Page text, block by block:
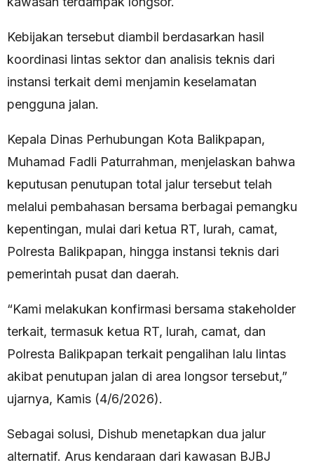
Kebijakan tersebut diambil berdasarkan hasil
koordinasi lintas sektor dan analisis teknis dari
instansi terkait demi menjamin keselamatan
pengguna jalan.
Kepala Dinas Perhubungan Kota Balikpapan,
Muhamad Fadli Paturrahman, menjelaskan bahwa
keputusan penutupan total jalur tersebut telah
melalui pembahasan bersama berbagai pemangku
kepentingan, mulai dari ketua RT, lurah, camat,
Polresta Balikpapan, hingga instansi teknis dari
pemerintah pusat dan daerah.
“Kami melakukan konfirmasi bersama stakeholder
terkait, termasuk ketua RT, lurah, camat, dan
Polresta Balikpapan terkait pengalihan lalu lintas
akibat penutupan jalan di area longsor tersebut,”
ujarnya, Kamis (4/6/2026).
Sebagai solusi, Dishub menetapkan dua jalur
alternatif. Arus kendaraan dari kawasan BJBJ